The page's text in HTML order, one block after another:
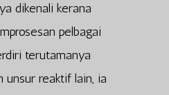
dikenali kerana
pelbagai
terutamanya
unsur reaktif lain, ia